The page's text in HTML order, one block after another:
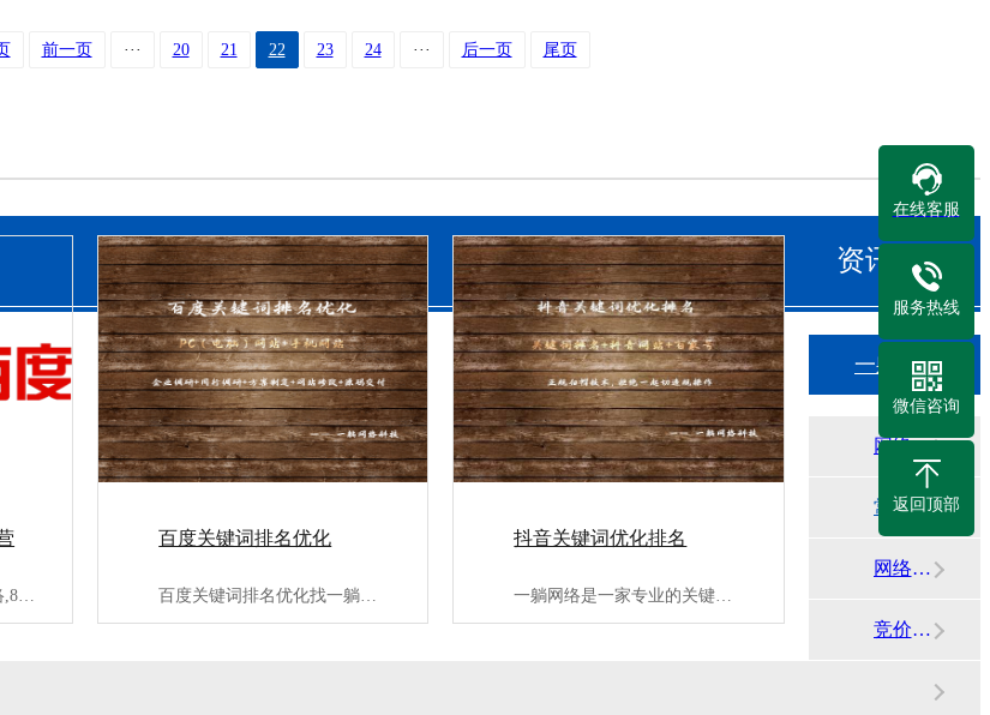
前一页 ··· 20 21 22 23 24 ··· 后一页 尾页
百度关键词排名优化 抖音关键词优化排名
资讯中心
一躺网络知识中心
网络平台动态
常见问答
网络代运营资讯
竞价运营知识
在线客服
服务热线
微信咨询
返回顶部